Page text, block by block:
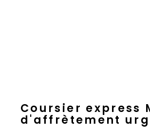
Coursier express
d'affrètement